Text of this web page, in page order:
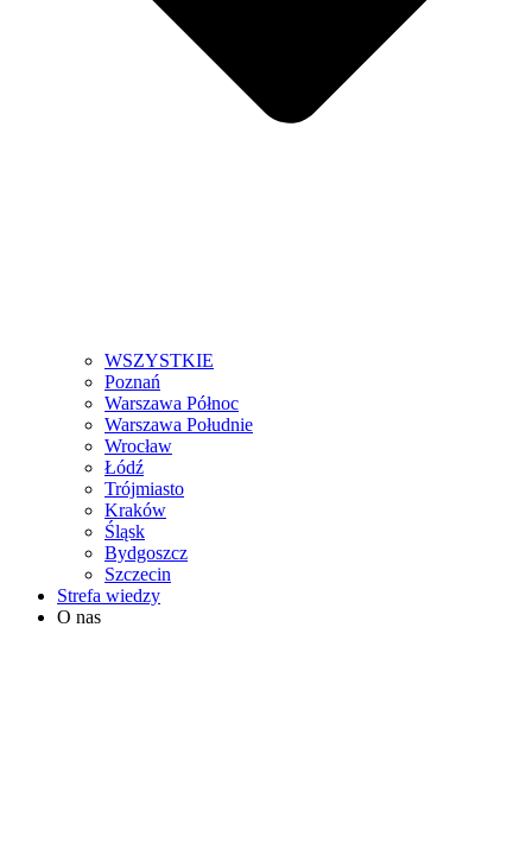
WSZYSTKIE
Poznań
Warszawa Północ
Warszawa Południe
Wrocław
Łódź
Trójmiasto
Kraków
Śląsk
Bydgoszcz
Szczecin
Strefa wiedzy
O nas